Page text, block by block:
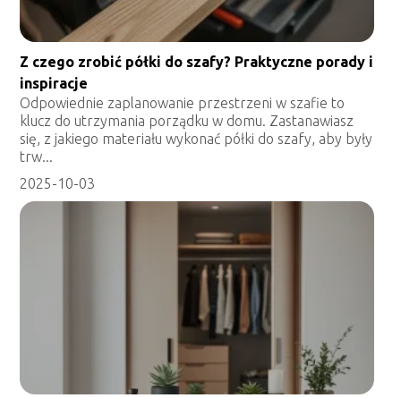
Z czego zrobić półki do szafy? Praktyczne porady i
inspiracje
Odpowiednie zaplanowanie przestrzeni w szafie to
klucz do utrzymania porządku w domu. Zastanawiasz
się, z jakiego materiału wykonać półki do szafy, aby były
trw...
2025-10-03